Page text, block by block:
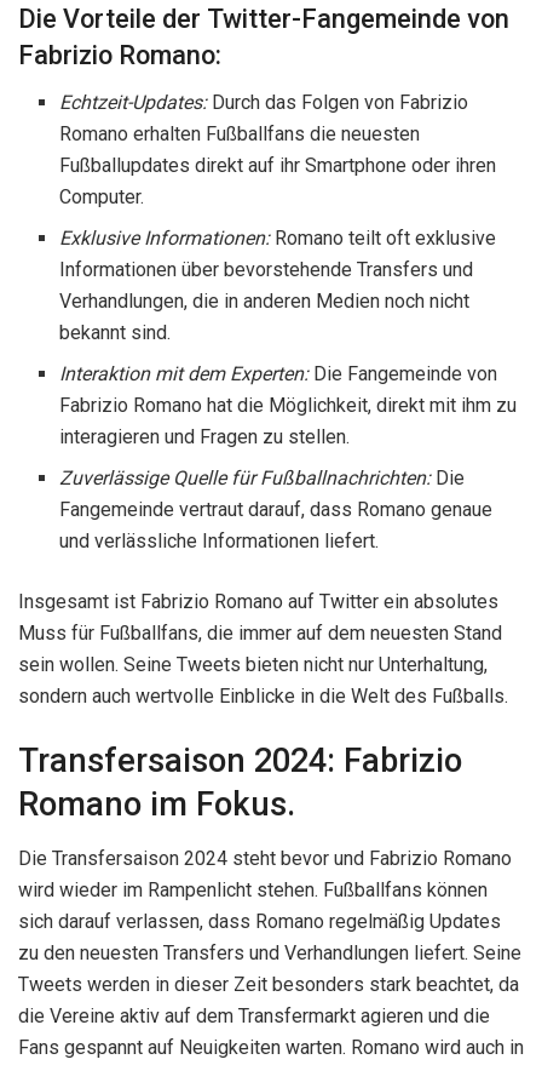
Die Vorteile der Twitter-Fangemeinde von
Fabrizio Romano:
Echtzeit-Updates:Durch das Folgen von Fabrizio
Romano erhalten Fußballfans die neuesten
Fußballupdates direkt auf ihr Smartphone oder ihren
Computer.
Exklusive Informationen:Romano teilt oft exklusive
Informationen über bevorstehende Transfers und
Verhandlungen, die in anderen Medien noch nicht
bekannt sind.
Interaktion mit dem Experten:Die Fangemeinde von
Fabrizio Romano hat die Möglichkeit, direkt mit ihm zu
interagieren und Fragen zu stellen.
Zuverlässige Quelle für Fußballnachrichten:Die
Fangemeinde vertraut darauf, dass Romano genaue
und verlässliche Informationen liefert.
Insgesamt ist Fabrizio Romano auf Twitter ein absolutes
Muss für Fußballfans, die immer auf dem neuesten Stand
sein wollen. Seine Tweets bieten nicht nur Unterhaltung,
sondern auch wertvolle Einblicke in die Welt des Fußballs.
Transfersaison 2024: Fabrizio
Romano im Fokus.
Die Transfersaison 2024 steht bevor und Fabrizio Romano
wird wieder im Rampenlicht stehen. Fußballfans können
sich darauf verlassen, dass Romano regelmäßig Updates
zu den neuesten Transfers und Verhandlungen liefert. Seine
Tweets werden in dieser Zeit besonders stark beachtet, da
die Vereine aktiv auf dem Transfermarkt agieren und die
Fans gespannt auf Neuigkeiten warten. Romano wird auch in